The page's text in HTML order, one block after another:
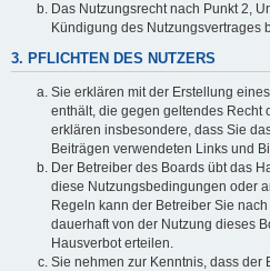
Das Nutzungsrecht nach Punkt 2,
Kündigung des Nutzungsvertrages
3. PFLICHTEN DES NUTZERS
Sie erklären mit der Erstellung
enthält, die gegen geltendes Recht
erklären insbesondere, dass Sie
Beiträgen verwendeten Links und
Der Betreiber des Boards übt das
diese Nutzungsbedingungen oder
Regeln kann der Betreiber Sie
dauerhaft von der Nutzung dieses
Hausverbot erteilen.
Sie nehmen zur Kenntnis, dass der